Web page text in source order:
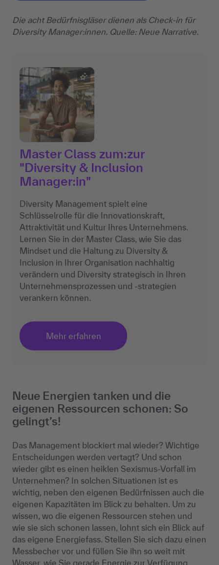
Die acht Bedürfnisgläser dienen als Check-in für
Diversity Manager:innen. Quelle: Neue Narrative.
Master Class zum:zur
"Diversity & Inclusion
Manager:in"
Diversity Management spielt eine
Schlüsselrolle für die Innovationskraft,
Attraktivität und Kultur Ihres Unternehmens.
Lernen Sie in der Master Class, wie Sie das
Mindset und die Haltung zu Diversity &
Inclusion in Ihrer Organisation nachhaltig
verändern und Diversity strategisch in Ihren
Unternehmensprozessen und -strategien
verankern können.
Mehr erfahren
Neue Energien tanken und die
eigenen Ressourcen schonen: So
gelingt’s!
Das Management blockiert mal wieder? Wichtige
Entscheidungen werden vertagt? Und schon
wieder gibt es einen heiklen Sexismus-Vorfall im
Unternehmen? In solchen Situationen ist es
wichtig, neben den eigenen Bedürfnissen auch die
eigenen Kapazitäten im Blick zu behalten. Um zu
wissen, wo die eigenen Ressourcen stehen und
wie sie sich schonen lassen, lohnt sich ein Blick auf
das eigene Energiefass. Stellen Sie sich dazu einen
Messbecher vor und füllen Sie ihn so weit mit
Wasser, wie Sie gerade Energie zur Verfügung